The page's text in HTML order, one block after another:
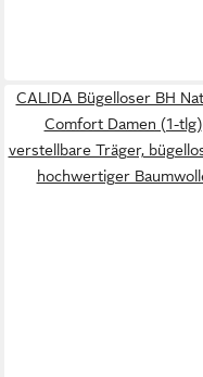
CALIDA Bügelloser BH
Comfort Damen (1-tlg)
verstellbare Träger,
hochwertiger